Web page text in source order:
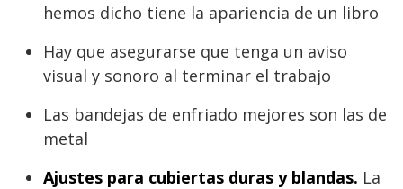
hemos dicho tiene la apariencia de un libro
Hay que asegurarse que tenga un aviso
visual y sonoro al terminar el trabajo
Las bandejas de enfriado mejores son las de
metal
Ajustes para cubiertas duras y blandas. La